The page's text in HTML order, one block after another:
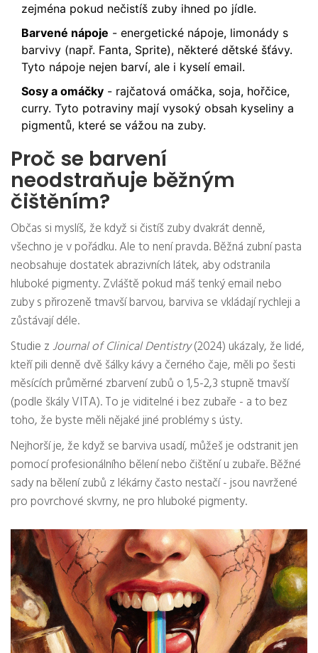
zejména pokud nečistíš zuby ihned po jídle.
Barvené nápoje - energetické nápoje, limonády s
barvivy (např. Fanta, Sprite), některé dětské šťávy.
Tyto nápoje nejen barví, ale i kyselí email.
Sosy a omáčky - rajčatová omáčka, soja, hořčice,
curry. Tyto potraviny mají vysoký obsah kyseliny a
pigmentů, které se vážou na zuby.
Proč se barvení
neodstraňuje běžným
čištěním?
Občas si myslíš, že když si čistíš zuby dvakrát denně,
všechno je v pořádku. Ale to není pravda. Běžná zubní pasta
neobsahuje dostatek abrazivních látek, aby odstranila
hluboké pigmenty. Zvláště pokud máš tenký email nebo
zuby s přirozeně tmavší barvou, barviva se vkládají rychleji a
zůstávají déle.
Studie zJournal of Clinical Dentistry(2024) ukázaly, že lidé,
kteří pili denně dvě šálky kávy a černého čaje, měli po šesti
měsících průměrné zbarvení zubů o 1,5-2,3 stupně tmavší
(podle škály VITA). To je viditelné i bez zubaře - a to bez
toho, že byste měli nějaké jiné problémy s ústy.
Nejhorší je, že když se barviva usadí, můžeš je odstranit jen
pomocí profesionálního bělení nebo čištění u zubaře. Běžné
sady na bělení zubů z lékárny často nestačí - jsou navržené
pro povrchové skvrny, ne pro hluboké pigmenty.